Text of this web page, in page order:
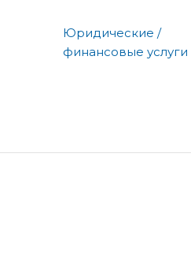
Юридические /
финансовые услуги